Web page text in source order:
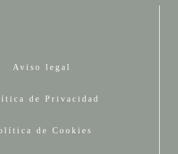
Aviso legal
de Privacidad
de Cookies